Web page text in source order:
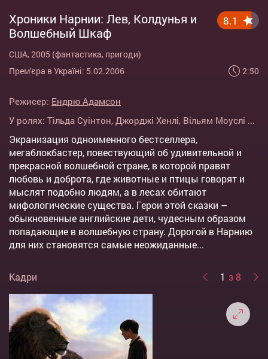
Хроники Нарнии: Лев, Колдунья и
Волшебный Шкаф
США, 2005 (фантастика, пригоди)
Прем'єра в Україні: 5.02.2006
8.1
2:50
Режисер: Ендрю Адамсон
У ролях: Тільда Суінтон, Джорджі Хенлі, Вільям Моуслі ...
Экранизация одноименного бестселлера,
мегаблокбастер, повествующий об удивительной и
прекрасной волшебной стране, в которой правят
любовь и доброта, где животные и птицы говорят и
мыслят подобно людям, а в лесах обитают
мифологические существа. Герои этой сказки –
обыкновенные английские дети, чудесным образом
попадающие в волшебную страну. Дорогой в Нарнию
для них становятся самые неожиданные...
Кадри 1 з 8